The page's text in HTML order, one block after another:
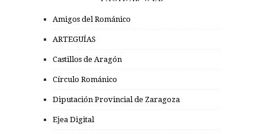
Amigos del Románico
ARTEGUÍAS
Castillos de Aragón
Círculo Románico
Diputación Provincial de Zaragoza
Ejea Digital